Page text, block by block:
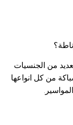
من الجنسيات
من كل انواعها